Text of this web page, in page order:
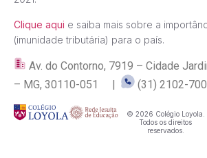
Clique aqui e saiba mais sobre a
(imunidade tributária) para o país.
Av. do Contorno, 7919 – Cidade
– MG, 30110-051 |
(31) 2102-
© 2026 Colégio Loyola.
Todos os direitos
reservados.